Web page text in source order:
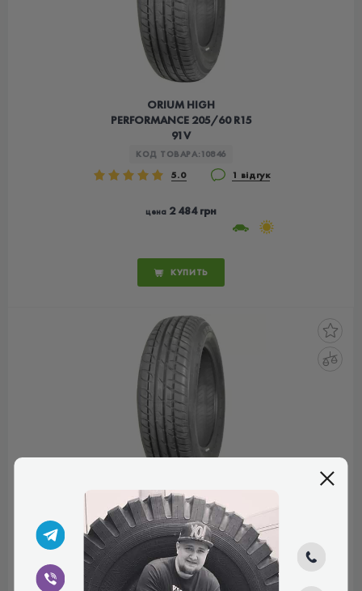
ORIUM HIGH
PERFORMANCE 205/60 R15
91V
КОД ТОВАРА: 10846
5.0 1 відгук
цена 2 484 грн
КУПИТЬ
ORIUM HIGH
PERFORMANCE 195/50 R15
82H
КОД ТОВАРА:10837
5.0 1 відгук